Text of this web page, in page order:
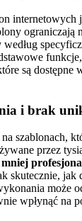
internetowych
ograniczają
są dostępne
i brak
szablonach,
przez
mniej
skutecznie, jak
może
wpłynąć na